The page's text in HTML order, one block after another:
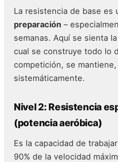
La resistencia de base es
preparación –
semanas. Aquí se sienta
cual se construye todo lo
competición, se
sistemáticamente.
Nivel 2: Resistencia
(potencia aeróbica)
Es la capacidad de
90% de la velocidad